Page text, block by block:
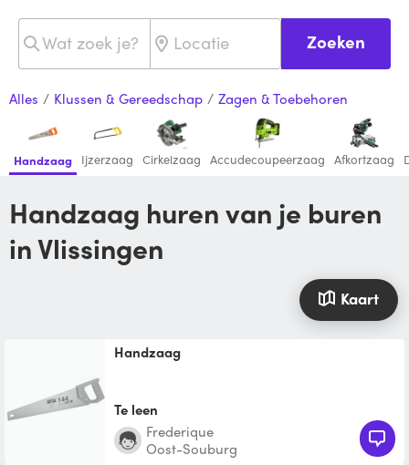
Zoeken
Alles / Klussen & Gereedschap / Zagen & Toebehoren
Handzaag Ijzerzaag Cirkelzaag Accudecoupeerzaag Afkortzaag
Handzaag huren van je buren
in Vlissingen
Kaart
Handzaag
Te leen
Frederique
Oost-Souburg